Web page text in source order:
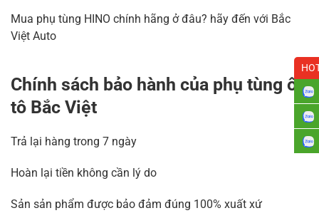
Mua phụ tùng HINO chính hãng ở đâu? hãy đến với Bắc
Việt Auto
Chính sách bảo hành của phụ tùng ô
tô Bắc Việt
Trả lại hàng trong 7 ngày
Hoàn lại tiền không cần lý do
Sản sản phẩm được bảo đảm đúng 100% xuất xứ